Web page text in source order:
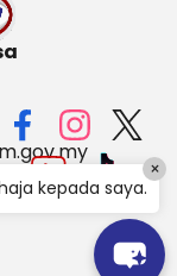
kepada saya.
×